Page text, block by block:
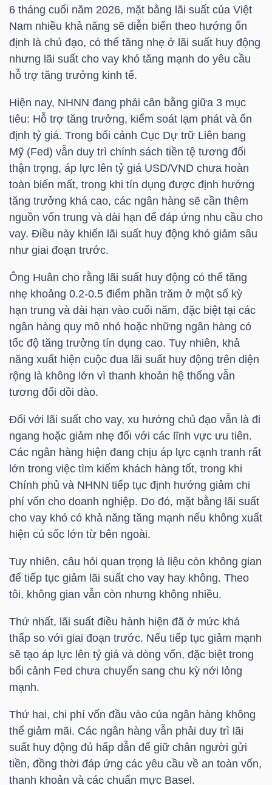
6 tháng cuối năm 2026, mặt bằng lãi suất của Việt
Nam nhiều khả năng sẽ diễn biến theo hướng ổn
định là chủ đạo, có thể tăng nhẹ ở lãi suất huy động
nhưng lãi suất cho vay khó tăng mạnh do yêu cầu
hỗ trợ tăng trưởng kinh tế.
Hiện nay, NHNN đang phải cân bằng giữa 3 mục
tiêu: Hỗ trợ tăng trưởng, kiểm soát lạm phát và ổn
định tỷ giá. Trong bối cảnh Cục Dự trữ Liên bang
Mỹ (Fed) vẫn duy trì chính sách tiền tệ tương đối
thận trọng, áp lực lên tỷ giá USD/VND chưa hoàn
toàn biến mất, trong khi tín dụng được định hướng
tăng trưởng khá cao, các ngân hàng sẽ cần thêm
nguồn vốn trung và dài hạn để đáp ứng nhu cầu cho
vay. Điều này khiến lãi suất huy động khó giảm sâu
như giai đoạn trước.
Ông Huân cho rằng lãi suất huy động có thể tăng
nhẹ khoảng 0.2-0.5 điểm phần trăm ở một số kỳ
hạn trung và dài hạn vào cuối năm, đặc biệt tại các
ngân hàng quy mô nhỏ hoặc những ngân hàng có
tốc độ tăng trưởng tín dụng cao. Tuy nhiên, khả
năng xuất hiện cuộc đua lãi suất huy động trên diện
rộng là không lớn vì thanh khoản hệ thống vẫn
tương đối dồi dào.
Đối với lãi suất cho vay, xu hướng chủ đạo vẫn là đi
ngang hoặc giảm nhẹ đối với các lĩnh vực ưu tiên.
Các ngân hàng hiện đang chịu áp lực cạnh tranh rất
lớn trong việc tìm kiếm khách hàng tốt, trong khi
Chính phủ và NHNN tiếp tục định hướng giảm chi
phí vốn cho doanh nghiệp. Do đó, mặt bằng lãi suất
cho vay khó có khả năng tăng mạnh nếu không xuất
hiện cú sốc lớn từ bên ngoài.
Tuy nhiên, câu hỏi quan trọng là liệu còn không gian
để tiếp tục giảm lãi suất cho vay hay không. Theo
tôi, không gian vẫn còn nhưng không nhiều.
Thứ nhất, lãi suất điều hành hiện đã ở mức khá
thấp so với giai đoạn trước. Nếu tiếp tục giảm mạnh
sẽ tạo áp lực lên tỷ giá và dòng vốn, đặc biệt trong
bối cảnh Fed chưa chuyển sang chu kỳ nới lỏng
mạnh.
Thứ hai, chi phí vốn đầu vào của ngân hàng không
thể giảm mãi. Các ngân hàng vẫn phải duy trì lãi
suất huy động đủ hấp dẫn để giữ chân người gửi
tiền, đồng thời đáp ứng các yêu cầu về an toàn vốn,
thanh khoản và các chuẩn mực Basel.
TRÁI
CỤ
ĐẦU
TƯ
TRUY
XUẤT
DỮ
LIỆU
Ngành
(-)
VS-
SECTOR
NĂNG
LƯỢNG
NGUYÊN
VẬT
LIỆU
NGHIỆP
DÙNG
KHÔNG